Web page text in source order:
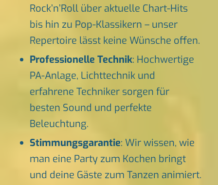
Rock’n’Roll über aktuelle Chart-Hits
bis hin zu Pop-Klassikern – unser
Repertoire lässt keine Wünsche offen.
Professionelle Technik: Hochwertige
PA-Anlage, Lichttechnik und
erfahrene Techniker sorgen für
besten Sound und perfekte
Beleuchtung.
Stimmungsgarantie: Wir wissen, wie
man eine Party zum Kochen bringt
und deine Gäste zum Tanzen animiert.